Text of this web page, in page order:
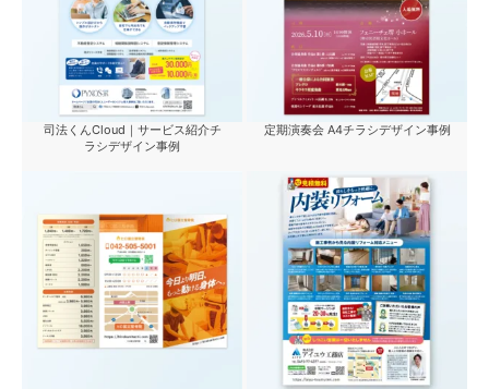
司法くんCloud｜サービス紹介チ
ラシデザイン事例
定期演奏会 A4チラシデザイン事例